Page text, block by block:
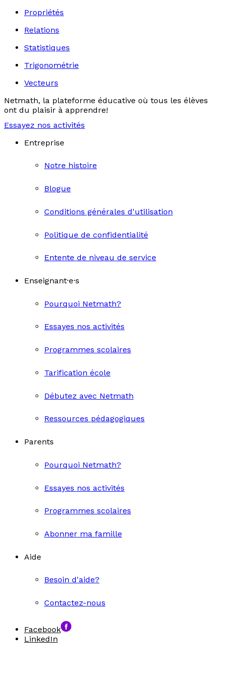
Propriétés
Relations
Statistiques
Trigonométrie
Vecteurs
Netmath, la plateforme éducative où tous les élèves
ont du plaisir à apprendre!
Essayez nos activités
Entreprise
Notre histoire
Blogue
Conditions générales d'utilisation
Politique de confidentialité
Entente de niveau de service
Enseignant·e·s
Pourquoi Netmath?
Essayes nos activités
Programmes scolaires
Tarification école
Débutez avec Netmath
Ressources pédagogiques
Parents
Pourquoi Netmath?
Essayes nos activités
Programmes scolaires
Abonner ma famille
Aide
Besoin d'aide?
Contactez-nous
Facebook
LinkedIn